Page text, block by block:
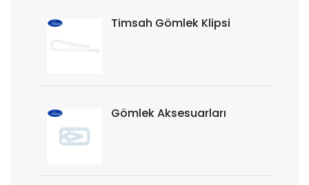
Timsah Gömlek Klipsi
Gömlek Aksesuarları